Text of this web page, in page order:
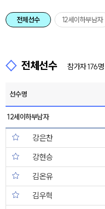
전체선수 12세이하부남자
전체선수 참가자 176명
선수명
12세이하부남자
강은찬
강현승
김온유
김우혁